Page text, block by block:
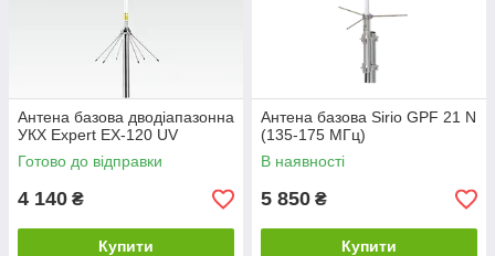
Антена базова дводіапазонна
УКХ Expert EX-120 UV
Готово до відправки
4 140 ₴
Купити
Антена базова Sirio GPF 21 N
(135-175 МГц)
В наявності
5 850 ₴
Купити